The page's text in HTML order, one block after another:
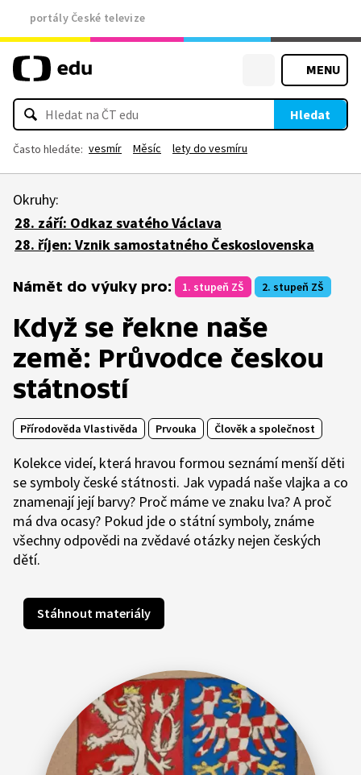
portály České televize
MENU
Hledat
Často hledáte: vesmír Měsíc lety do vesmíru
Okruhy:
28. září: Odkaz svatého Václava
28. říjen: Vznik samostatného Československa
Námět do výuky pro: 1. stupeň ZŠ 2. stupeň ZŠ
Když se řekne naše
země: Průvodce českou
státností
Přírodověda Vlastivěda Prvouka Člověk a společnost
Kolekce videí, která hravou formou seznámí menší děti
se symboly české státnosti. Jak vypadá naše vlajka a co
znamenají její barvy? Proč máme ve znaku lva? A proč
má dva ocasy? Pokud jde o státní symboly, známe
všechny odpovědi na zvědavé otázky nejen českých
dětí.
Stáhnout materiály